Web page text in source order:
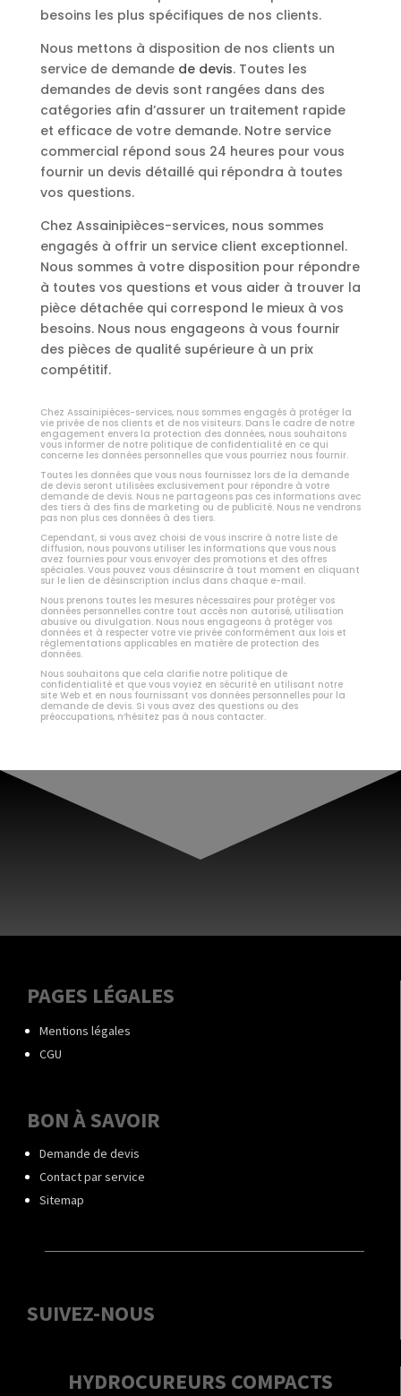
besoins les plus spécifiques de nos clients.
Nous mettons à disposition de nos clients un
service de demande de devis. Toutes les
demandes de devis sont rangées dans des
catégories afin d’assurer un traitement rapide
et efficace de votre demande. Notre service
commercial répond sous 24 heures pour vous
fournir un devis détaillé qui répondra à toutes
vos questions.
Chez Assainipièces-services, nous sommes
engagés à offrir un service client exceptionnel.
Nous sommes à votre disposition pour répondre
à toutes vos questions et vous aider à trouver la
pièce détachée qui correspond le mieux à vos
besoins. Nous nous engageons à vous fournir
des pièces de qualité supérieure à un prix
compétitif.
Chez Assainipièces-services, nous sommes engagés à protéger la
vie privée de nos clients et de nos visiteurs. Dans le cadre de notre
engagement envers la protection des données, nous souhaitons
vous informer de notre politique de confidentialité en ce qui
concerne les données personnelles que vous pourriez nous fournir.
Toutes les données que vous nous fournissez lors de la demande
de devis seront utilisées exclusivement pour répondre à votre
demande de devis. Nous ne partageons pas ces informations avec
des tiers à des fins de marketing ou de publicité. Nous ne vendrons
pas non plus ces données à des tiers.
Cependant, si vous avez choisi de vous inscrire à notre liste de
diffusion, nous pouvons utiliser les informations que vous nous
avez fournies pour vous envoyer des promotions et des offres
spéciales. Vous pouvez vous désinscrire à tout moment en cliquant
sur le lien de désinscription inclus dans chaque e-mail.
Nous prenons toutes les mesures nécessaires pour protéger vos
données personnelles contre tout accès non autorisé, utilisation
abusive ou divulgation. Nous nous engageons à protéger vos
données et à respecter votre vie privée conformément aux lois et
réglementations applicables en matière de protection des
données.
Nous souhaitons que cela clarifie notre politique de
confidentialité et que vous voyiez en sécurité en utilisant notre
site Web et en nous fournissant vos données personnelles pour la
demande de devis. Si vous avez des questions ou des
préoccupations, n’hésitez pas à nous contacter.
PAGES LÉGALES
Mentions légales
CGU
BON À SAVOIR
Demande de devis
Contact par service
Sitemap
SUIVEZ-NOUS
HYDROCUREURS COMPACTS